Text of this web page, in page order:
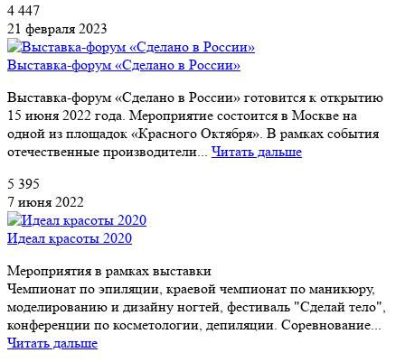
4 447
21 февраля 2023
Выставка-форум «Сделано в России»
Выставка-форум «Сделано в России» готовится к открытию
15 июня 2022 года. Мероприятие состоится в Москве на
одной из площадок «Красного Октября». В рамках события
отечественные производители... Читать дальше
5 395
7 июня 2022
Идеал красоты 2020
Мероприятия в рамках выставки
Чемпионат по эпиляции, краевой чемпионат по маникюру,
моделированию и дизайну ногтей, фестиваль "Сделай тело",
конференции по косметологии, депиляции. Соревнование...
Читать дальше